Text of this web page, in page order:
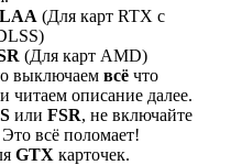
(Для карт RTX с
(Для карт AMD)
выключаем всё что
читаем описание далее.
или FSR, не включайте
всё поломает!
GTX карточек.